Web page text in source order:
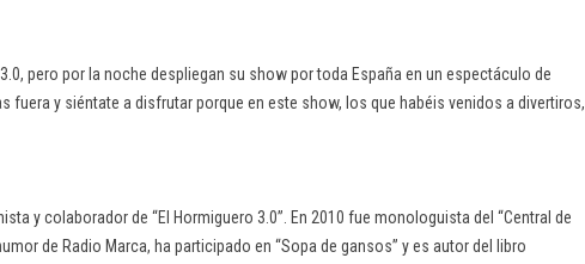
pero por la noche despliegan su show por toda España en un espectáculo de
y siéntate a disfrutar porque en este show, los que habéis venidos a divertiros,
y colaborador de “El Hormiguero 3.0”. En 2010 fue monologuista del “Central de
de Radio Marca, ha participado en “Sopa de gansos” y es autor del libro